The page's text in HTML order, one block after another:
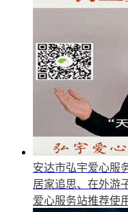
安达市弘宇爱心服
居家追思、在外游
爱心服务站推荐使